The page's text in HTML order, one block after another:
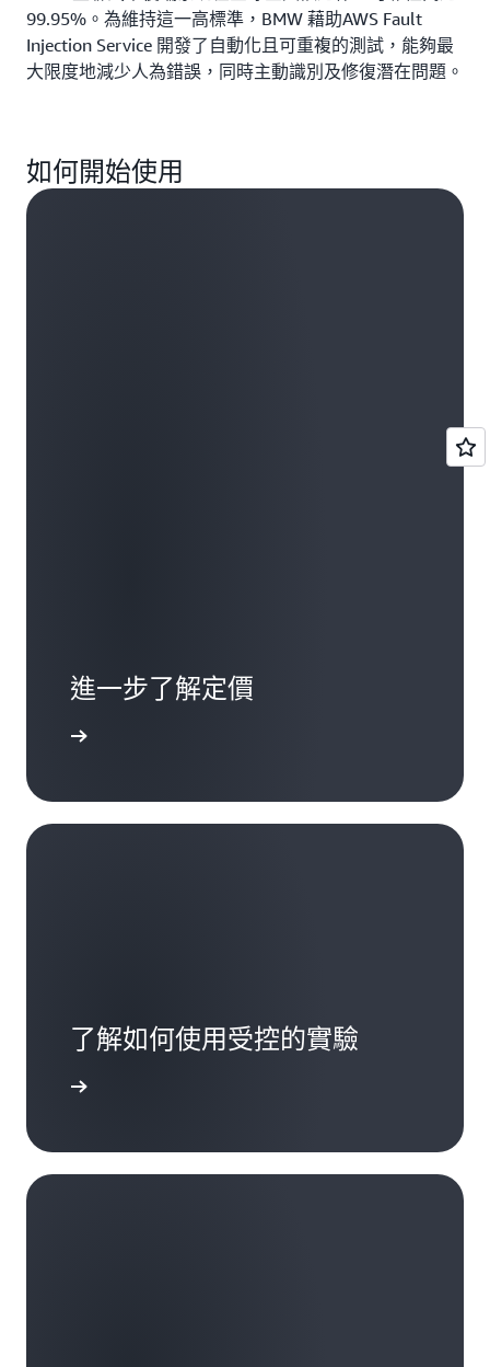
99.95%。為維持這一高標準，BMW 藉助AWS Fault
Injection Service 開發了自動化且可重複的測試，能夠最
大限度地減少人為錯誤，同時主動識別及修復潛在問題。
如何開始使用
進一步了解定價
了解如何使用受控的實驗